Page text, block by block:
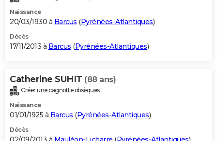
Naissance
20/03/1930 à Barcus (Pyrénées-Atlantiques)
Décès
17/11/2013 à Barcus (Pyrénées-Atlantiques)
Catherine SUHIT (88 ans)
Créer une cagnotte obsèques
Naissance
01/01/1925 à Barcus (Pyrénées-Atlantiques)
Décès